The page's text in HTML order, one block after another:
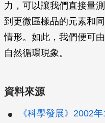
力，可以讓我們直接量
到更微區樣品的元素和
情形。如此，我們便可
自然循環現象。
資料來源
《科學發展》2002